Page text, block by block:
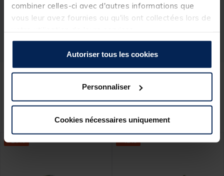
combiner celles-ci avec d'autres informations que
vous leur avez fournies ou qu'ils ont collectées lors de
Autoriser tous les cookies
Personnaliser
Cookies nécessaires uniquement
Réf.
209029-1
Marque
CORDERIE MESNARD
Ces produits pourraient vous
intéresser :
-20% -42%